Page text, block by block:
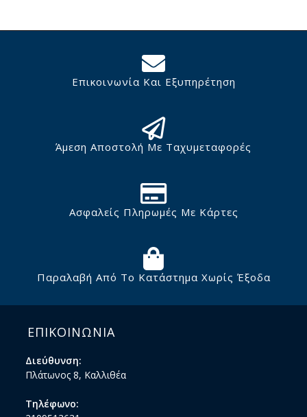
Επικοινωνία Και Εξυπηρέτηση
Άμεση Αποστολή Με Ταχυμεταφορές
Ασφαλείς Πληρωμές Με Κάρτες
Παραλαβή Από Το Κατάστημα Χωρίς Έξοδα
ΕΠΙΚΟΙΝΩΝΙΑ
Διεύθυνση:
Πλάτωνος 8, Καλλιθέα
Τηλέφωνο: